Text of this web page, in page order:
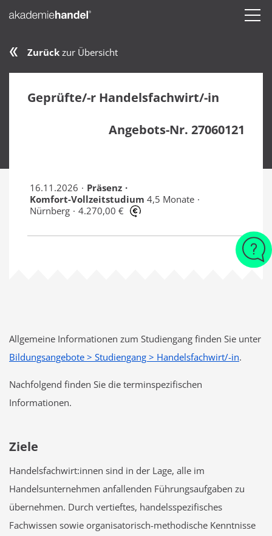
Zurück zur Übersicht
Geprüfte/-r Handelsfachwirt/-in
Angebots-Nr. 27060121
16.11.2026
Präsenz
Komfort-Vollzeitstudium 4,5 Monate
Nürnberg
4.270,00 €
Allgemeine Informationen zum Studiengang finden Sie unter
Bildungsangebote > Studiengang > Handelsfachwirt/-in.
Nachfolgend finden Sie die terminspezifischen
Informationen.
Ziele
Handelsfachwirt:innen sind in der Lage, alle im
Handelsunternehmen anfallenden Führungsaufgaben zu
übernehmen. Durch vertieftes, handelsspezifisches
Fachwissen sowie organisatorisch-methodische Kenntnisse